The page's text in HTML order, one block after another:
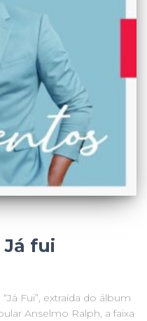
Já fui
Fui”, extraída do álbum
Anselmo Ralph, a faixa